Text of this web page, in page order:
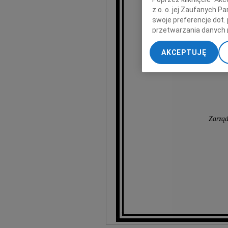
z o. o. jej Zaufanych
swoje preferencje dot.
przetwarzania danych
„Ustawienia
My, nasi Zaufani
dokładnych danych
Przechowywanie
AKCEPTUJĘ